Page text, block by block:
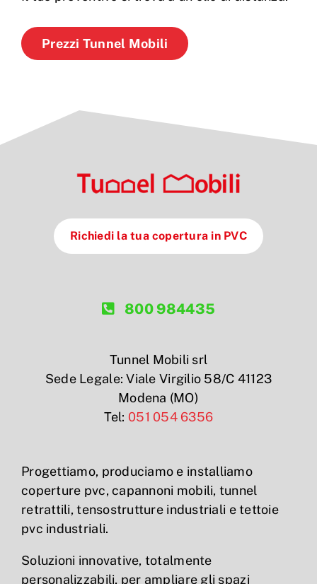
Prezzi Tunnel Mobili
Richiedi la tua copertura in PVC
800 984435
Tunnel Mobili srl
Sede Legale: Viale Virgilio 58/C 41123
Modena (MO)
Tel: 051 054 6356
Progettiamo, produciamo e installiamo
coperture pvc, capannoni mobili, tunnel
retrattili, tensostrutture industriali e tettoie
pvc industriali.
Soluzioni innovative, totalmente
personalizzabili, per ampliare gli spazi